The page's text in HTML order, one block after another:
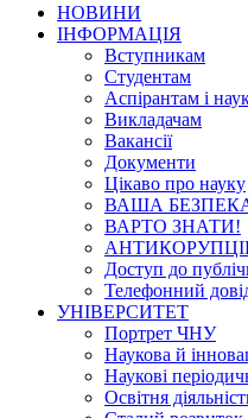
НОВИНИ
ІНФОРМАЦІЯ
Вступникам
Студентам
Аспірантам і
Викладачам
Вакансії
Документи
Цікаво про науку
ВАША
ВАРТО ЗНАТИ!
Доступ до
Телефонний
УНІВЕРСИТЕТ
Портрет ЧНУ
Наукова й
Наукові
Освітня